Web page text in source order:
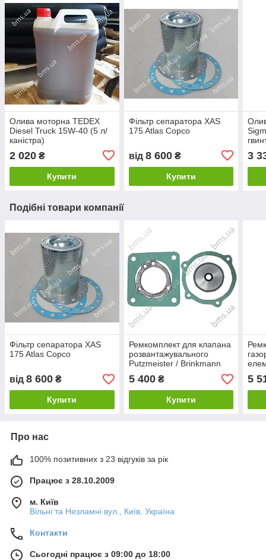
Олива моторна TEDEX
Diesel Truck 15W-40 (5 л/
каністра)
2 020 ₴
Купити
Фільтр сепаратора XAS
175 Atlas Copco
від 8 600₴
Купити
3
Подібні товари компанії
Фільтр сепаратора XAS
175 Atlas Copco
від 8 600 ₴
Купити
Ремкомплект для клапана
розвантажувального
Putzmeister / Brinkmann
(великий) Atlas Copco
5 400₴
Купити
5
Про нас
100% позитивних з 23 відгуків за рік
Працює з 28.10.2009
м. Київ
Вільні та Незламні вул., Київ, Україна
Контакти
Сьогодні працює з 09:00 до 18:00